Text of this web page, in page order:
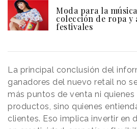
Moda para la
colección de ropa y
festivales
La principal conclusión del
ganadores del nuevo retail no
más puntos de venta ni quienes
productos, sino quienes
clientes. Eso implica invertir en